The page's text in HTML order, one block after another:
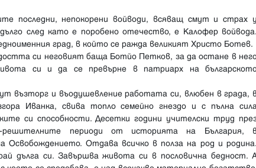
последни, непокорени войводи, всяващ смут и страх у
след като е поробено отечество, е Калофер войвода.
град, в който се ражда великият Христо Ботев.
си неговият баща Ботйо Петков, за да остане в
си и да се превърне в патриарх на
възторг и въодушевление работата си, влюбен в града,
Иванка, свива топло семейно гнездо и с пълна
си способности. Десетки години учителски труд
периоди от историята на България,
Освобождението. Отдава всичко в полза на род и родина.
дълга си. Завършва живота си в пословична бедност.